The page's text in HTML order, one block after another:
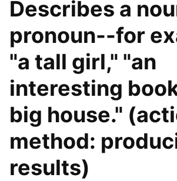
Describes a
pronoun--for
"a tall girl," "an
interesting
big house."
method:
results)